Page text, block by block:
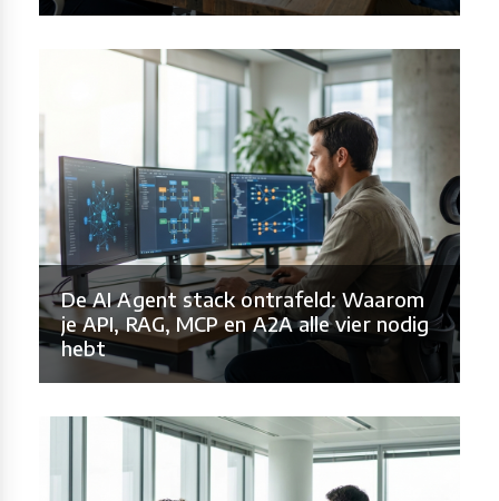
De AI Agent stack ontrafeld: Waarom
je API, RAG, MCP en A2A alle vier nodig
hebt